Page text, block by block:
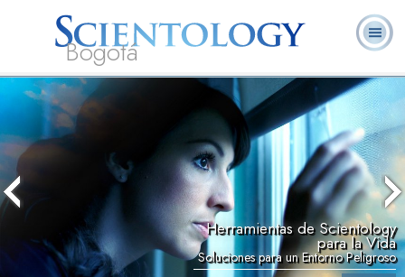
Bogotá
Acerca de
Nosotros
L. Ronald
Hubbard
Ministros
Voluntarios
Frecuentes
Libros
Herramientas de Scientology
para la Vida
Soluciones para un Entorno Peligroso